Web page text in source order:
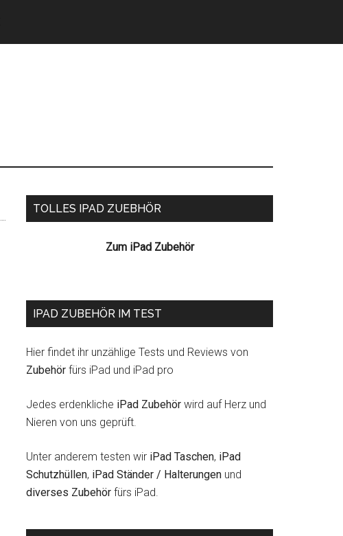
Seitenspalte
TOLLES IPAD ZUEBHÖR
Zum iPad Zubehör
IPAD ZUBEHÖR IM TEST
Hier findet ihr unzählige Tests und Reviews von
Zubehör fürs iPad und iPad pro
Jedes erdenkliche iPad Zubehör wird auf Herz und
Nieren von uns geprüft.
Unter anderem testen wir iPad Taschen, iPad
Schutzhüllen, iPad Ständer / Halterungen und
diverses Zubehör fürs iPad.